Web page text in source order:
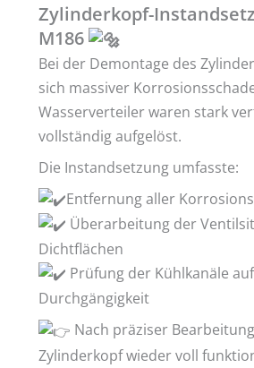
Zylinderkopf-
M186
Bei der Demontage des
sich massiver
Wasserverteiler waren stark
vollständig aufgelöst.
Die Instandsetzung umfasste:
Entfernung aller
Überarbeitung der
Dichtflächen
Prüfung der Kühlkanäle auf
Durchgängigkeit
Nach präziser
Zylinderkopf wieder voll